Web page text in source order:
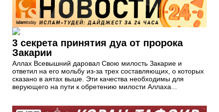
3 секрета принятия дуа от пророка
Закарии
Аллах Всевышний даровал Свою милость Закарие и
ответил на его мольбу из-за трех составляющих, о которых
сказано в аятах выше. Эти качества необходимы для
верующего на пути к обретению милости Аллаха...